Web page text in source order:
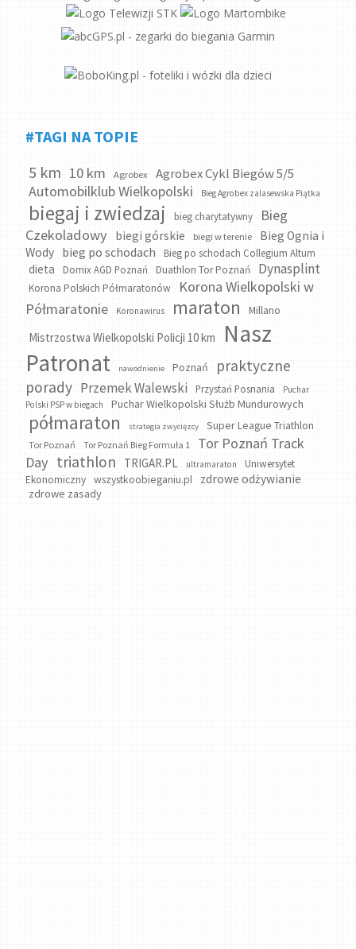
#TAGI NA TOPIE
5 km 10 km Agrobex Agrobex Cykl Biegów 5/5
Automobilklub Wielkopolski Bieg Agrobex zalasewska Piątka
biegaj i zwiedzaj bieg charytatywny
Bieg
Czekoladowy
biegi górskie biegi w terenie
Bieg Ognia i
Wody bieg po schodach Bieg po schodach Collegium Altum
dieta Domix AGD Poznań Duathlon Tor Poznań Dynasplint
Korona Polskich Półmaratonów
Korona Wielkopolski w
Półmaratonie
Koronawirus maraton Millano
Mistrzostwa Wielkopolski Policji 10 km
Nasz
Patronat
nawodnienie Poznań
praktyczne
porady Przemek Walewski Przystań Posnania
Puchar
Polski PSP w biegach
Puchar Wielkopolski Służb Mundurowych
półmaraton strategia zwycięzcy Super League Triathlon
Tor Poznań Tor Poznań Bieg Formuła 1
Tor Poznań Track
Day triathlon TRIGAR.PL ultramaraton
Uniwersytet
Ekonomiczny
wszystkoobieganiu.pl zdrowe odżywianie
zdrowe zasady